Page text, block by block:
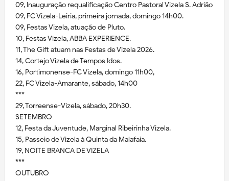
09, Inauguração requalificação Centro Pastoral Vizela S. Adrião
09, FC Vizela-Leiria, primeira jornada, domingo 14h00.
09, Festas Vizela, atuação de Pluto.
10, Festas Vizela, ABBA EXPERIENCE.
11, The Gift atuam nas Festas de Vizela 2026.
14, Cortejo Vizela de Tempos Idos.
16, Portimonense-FC Vizela, domingo 11h00,
22, FC Vizela-Amarante, sábado, 14h00
***
29, Torreense-Vizela, sábado, 20h30.
SETEMBRO
12, Festa da Juventude, Marginal Ribeirinha Vizela.
15, Passeio de Vizela à Quinta da Malafaia.
19, NOITE BRANCA DE VIZELA
***
OUTUBRO